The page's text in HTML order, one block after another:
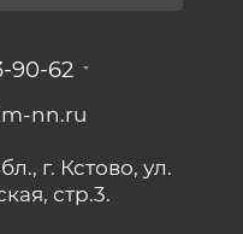
90-62
nn.ru
г. Кстово, ул.
стр.3.